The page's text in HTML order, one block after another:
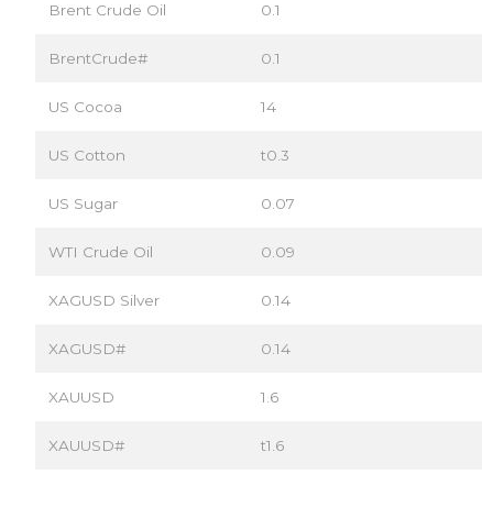
Brent Crude Oil 0.1
BrentCrude# 0.1
US Cocoa 14
US Cotton t0.3
US Sugar 0.07
WTI Crude Oil 0.09
XAGUSD Silver 0.14
XAGUSD# 0.14
XAUUSD 1.6
XAUUSD# t1.6